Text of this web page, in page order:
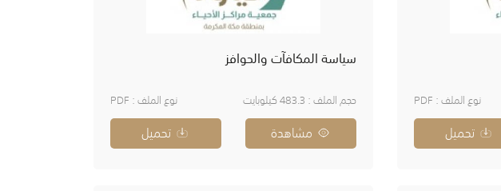
نوع الملف : PDF
تحميل
سياسة المكافآت والحوافز
حجم الملف : 483.3 كيلوبايت نوع الملف : PDF
مشاهدة تحميل